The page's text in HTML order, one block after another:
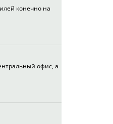
конечно на
офис, а